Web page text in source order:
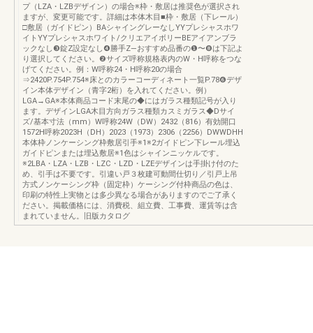
プ（LZA・LZBデザイン）の場合※枠・敷居は推奨色が選択され
ますが、変更可能です。詳細は本体木目■枠・敷居（下レール）
□敷居（ガイドピン）BAシャイングレーなしYYプレシャスホワ
イトYYプレシャスホワイト/クリエアイボリーBEアイアンブラ
ックなし❸錠Z設定なし❹勝手Z—おすすめ品番の❶〜❽は下記よ
り選択してください。❷サイズ呼称規格表内のW・H呼称をつな
げてください。例：W呼称24・H呼称20の場合
⇒2420P.754P.754※床とのカラーコーディネート一覧P.78❻デザ
イン本体デザイン（青字2桁）を入れてください。例）
LGA→GA※本体商品コード末尾の◆にはガラス種類記号が入り
ます。デザインLGA木目方向ガラス種類カスミガラス◆Dサイ
ズ/基本寸法（mm）W呼称24W（DW）2432（816）有効開口
1572H呼称2023H（DH）2023（1973）2306（2256）DWWDHH
本体枠ノンケーシング枠敷居引手※1※2ガイドピン下レール埋込
ガイドピンまたは埋込敷居※1色はシャインニッケルです。
※2LBA・LZA・LZB・LZC・LZD・LZEデザインは手掛け付のた
め、引手は不要です。引違い戸３枚建可動間仕切り／引戸上吊
方式ノンケーシング枠（固定枠）ケーシング付枠商品の色は、
印刷の特性上実物とは多少異なる場合がありますのでご了承く
ださい。掲載価格には、消費税、組立費、工事費、運賃等は含
まれていません。旧版カタログ